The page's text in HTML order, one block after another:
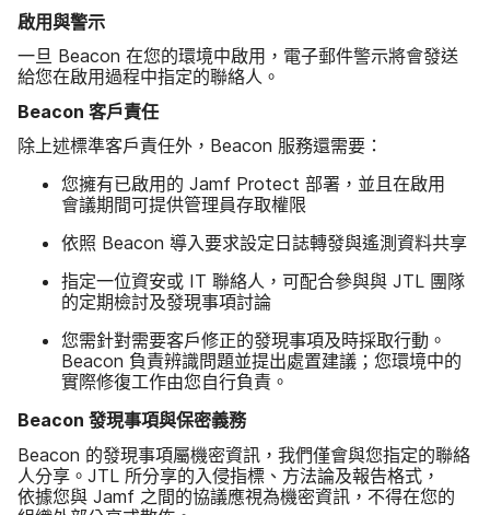
啟用​與​警示
一旦 Beacon 在​您​的​環境​中​啟用，​電子​郵件​警示​將​會​發送​
給您​在​啟用​過程​中​指定​的​聯絡​人。
Beacon 客戶​責任
除​上述​標準客戶​責任外， Beacon 服務​還​需要：
您​擁有​已​啟用​的 Jamf Protect 部署，​並且​在​啟用​
會議​期間​可​提供​管理員​存取權​限
依​照 Beacon 導入​要求​設定​日​誌​轉發​與​遙測​資料​共享
指定​一​位​資安​或 IT 聯絡​人，​可​配合​參與​與 JTL 團隊​
的​定期​檢討​及​發現​事​項​討論
您​需​針對​需要​客戶​修正​的​發現​事​項​及​時​採取​行動。
Beacon 負責​辨識​問題​並​提出​處置​建議​；您​環境​中​的​
實際​修復​工作​由​您自行​負責。
Beacon 發現​事​項​與​保密​義務
Beacon 的​發現​事​項​屬​機密​資訊，​我們​僅會​與​您​指定​的​聯絡​
人​分享。 JTL 所​分享​的​入侵​指標、​方法論​及​報告​格式，​
依據​您​與 Jamf 之間​的​協議​應​視為​機密​資訊，​不得​在​您​的​